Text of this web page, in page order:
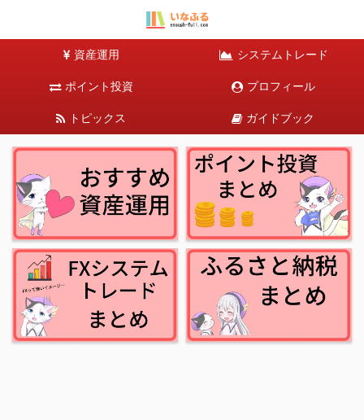
資産運用 システムトレード
ポイント投資 プロフィール
トピックス ガイドブック